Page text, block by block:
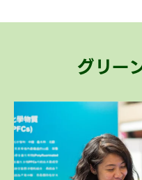
グリー